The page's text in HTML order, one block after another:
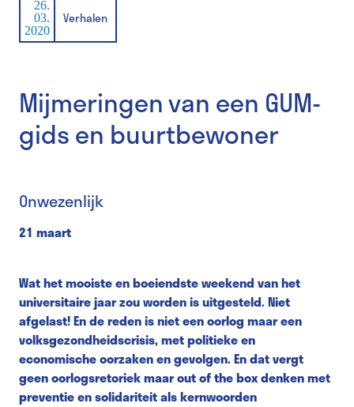
26.
03.
2020
Verhalen
Mijmeringen van een GUM-
gids en buurtbewoner
Onwezenlijk
21 maart
Wat het mooiste en boeiendste weekend van het
universitaire jaar zou worden is uitgesteld. Niet
afgelast! En de reden is niet een oorlog maar een
volksgezondheidscrisis, met politieke en
economische oorzaken en gevolgen. En dat vergt
geen oorlogsretoriek maar out of the box denken met
preventie en solidariteit als kernwoorden